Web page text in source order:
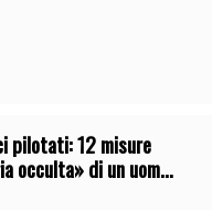
pilotati: 12 misure
occulta» di un uomo